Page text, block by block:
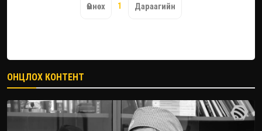
Өмнөх 1 Дараагийн
ОНЦЛОХ КОНТЕНТ